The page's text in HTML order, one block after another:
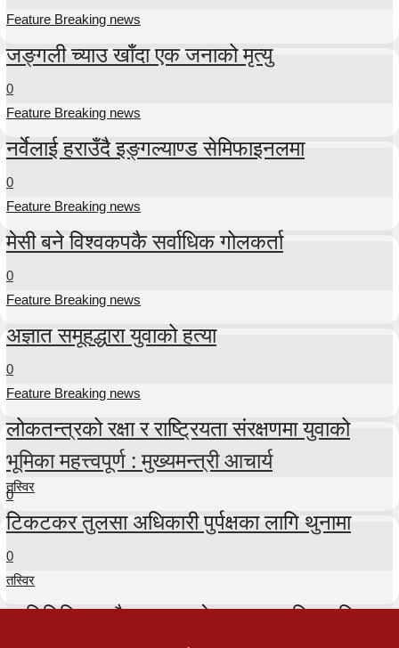
Feature Breaking news
जङ्गली च्याउ खाँदा एक जनाको मृत्यु
0
Feature Breaking news
नर्वेलाई हराउँदै इङ्गल्याण्ड सेमिफाइनलमा
0
Feature Breaking news
मेसी बने विश्वकपकै सर्वाधिक गोलकर्ता
0
Feature Breaking news
अज्ञात समूहद्धारा युवाको हत्या
0
Feature Breaking news
लोकतन्त्रको रक्षा र राष्ट्रियता संरक्षणमा युवाको
भूमिका महत्त्वपूर्ण : मुख्यमन्त्री आचार्य
0
तस्विर
टिकटकर तुलसा अधिकारी पुर्पक्षका लागि थुनामा
0
तस्विर
प्रतिनिधिसभा बैठक २५ गते सम्मका लागि स्थगित